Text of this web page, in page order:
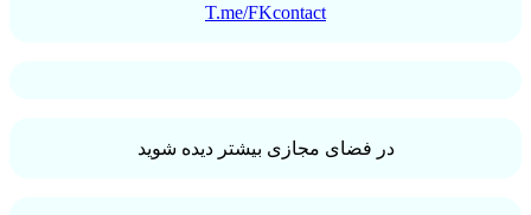
T.me/FKcontact
در فضای مجازی بیشتر دیده شوید